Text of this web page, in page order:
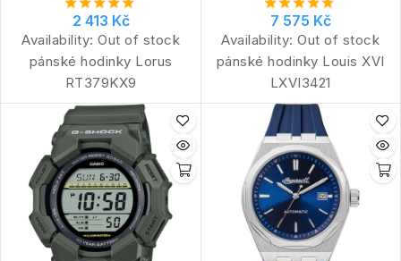
2 413 Kč
Availability: Out of stock
pánské hodinky Lorus
RT379KX9
7 575 Kč
Availability: Out of stock
pánské hodinky Louis XVI
LXVI3421